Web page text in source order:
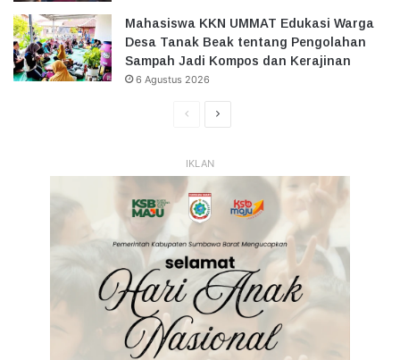
Mahasiswa KKN UMMAT Edukasi Warga
Desa Tanak Beak tentang Pengolahan
Sampah Jadi Kompos dan Kerajinan
6 Agustus 2026
HalamanHalaman
IKLAN